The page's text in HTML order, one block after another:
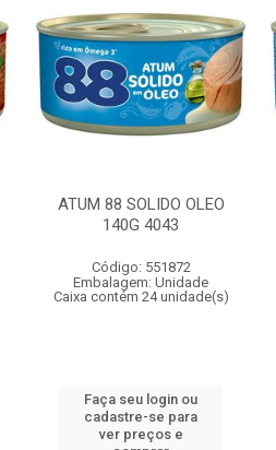
ATUM 88 SOLIDO OLEO
140G 4043
Código: 551872
Embalagem: Unidade
Caixa contém 24 unidade(s)
Faça seu login ou
cadastre-se para
ver preços e